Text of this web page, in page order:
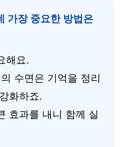
가장 중요한 방법은
해요.
수면은 기억을 정리
화하죠.
효과를 내니 함께 실